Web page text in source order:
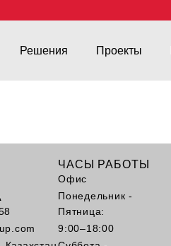
Решения Проекты
ЧАСЫ РАБОТЫ
Офис
Понедельник -
Пятница:
9:00–18:00